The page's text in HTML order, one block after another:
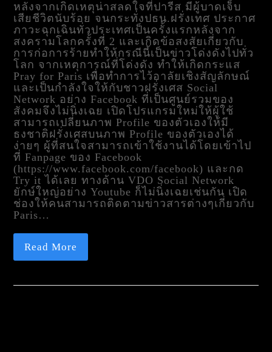
หลังจากเกิดเหตุน่าสลดใจที่ปารีส มีผู้บาดเจ็บ
เสียชีวิตนับร้อย จนกระทั่งปธน.ฝรั่งเทศ ประกาศ
ภาวะฉุกเฉินทั่วประเทศเป็นครั้งแรกหลังจาก
สงครามโลกครั้งที่ 2 และเกิดข้อสงสัยเกี่ยวกับ
การก่อการร้ายทำให้กรณีนี้เป็นข่าวโด่งดังไปทั่ว
โลก จากเหตุการณ์ที่โด่งดัง ทำให้เกิดกระแส
Pray for Paris เพื่อทำการไว้อาลัยเชิงสัญลักษณ์
และเป็นกำลังใจให้กับชาวฝรั่งเศส Social
Network อย่าง Facebook ที่เป็นศูนย์รวมของ
สังคมจึงไม่นิ่งเฉย เปิดโปรแกรมใหม่ให้ผู้ใช้
สามารถเปลี่ยนภาพ Profile ของตัวเองให้มี
ธงชาติฝรั่งเศสบนภาพ Profile ของตัวเองได้
ง่ายๆ ผู้ที่สนใจสามารถเข้าใช้งานได้โดยเข้าไป
ที่ Fanpage ของ Facebook
(https://www.facebook.com/facebook) และกด
Try it ได้เลย ทางด้าน VDO Social Network
ยักษ์ใหญ่อย่าง Youtube ก็ไม่นิ่งเฉยเช่นกัน เปิด
ช่องให้คนสามารถติดตามข่าวสารต่างๆเกี่ยวกับ
Paris…
Read More